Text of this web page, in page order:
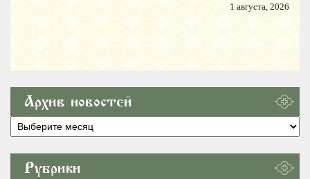
1 августа, 2026
Архив новостей
Архив
новостей
Рубрики